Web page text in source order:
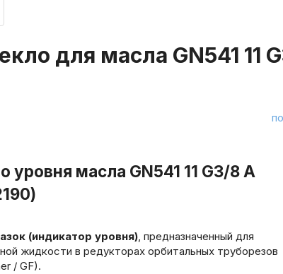
для масла GN541 11
уровня масла GN541 11 G3/8 A
(индикатор уровня), предназначенный для
жидкости в редукторах орбитальных труборезов
/ GF).